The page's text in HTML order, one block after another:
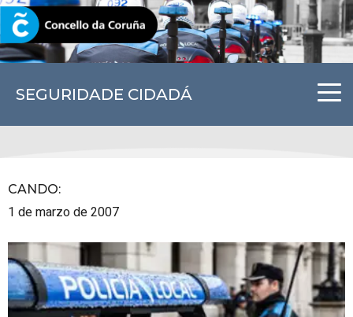
SEGURIDADE CIDADÁ
CORUNA.GAL
CANDO:
1 de marzo de 2007